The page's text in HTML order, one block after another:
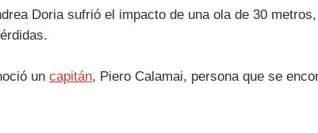
Doria sufrió el impacto de una ola de 30
un capitán, Piero Calamai, persona que se